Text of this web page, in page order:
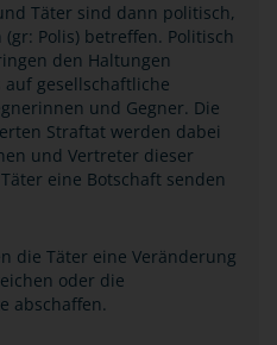
Täter sind dann politisch,
Polis) betreffen. Politisch
den Haltungen
auf gesellschaftliche
und Gegner. Die
Straftat werden dabei
und Vertreter dieser
eine Botschaft senden
die Täter eine Veränderung
oder die
abschaffen.